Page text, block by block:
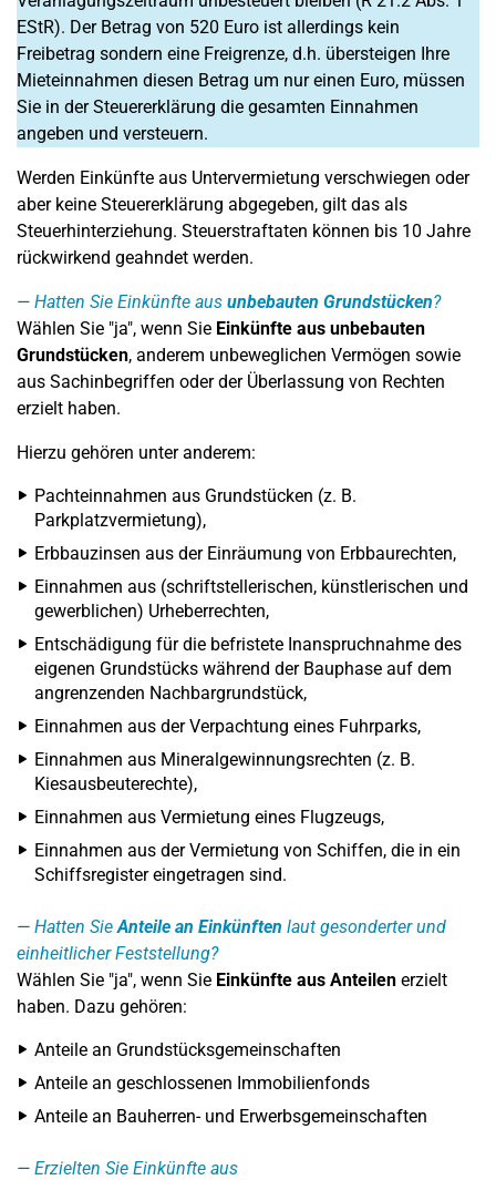
EStR). Der Betrag von 520 Euro ist allerdings kein
Freibetrag sondern eine Freigrenze, d.h. übersteigen Ihre
Mieteinnahmen diesen Betrag um nur einen Euro, müssen
Sie in der Steuererklärung die gesamten Einnahmen
angeben und versteuern.
Werden Einkünfte aus Untervermietung verschwiegen oder
aber keine Steuererklärung abgegeben, gilt das als
Steuerhinterziehung. Steuerstraftaten können bis 10 Jahre
rückwirkend geahndet werden.
Hatten Sie Einkünfte aus unbebauten Grundstücken?
Wählen Sie "ja", wenn Sie Einkünfte aus unbebauten
Grundstücken, anderem unbeweglichen Vermögen sowie
aus Sachinbegriffen oder der Überlassung von Rechten
erzielt haben.
Hierzu gehören unter anderem:
Pachteinnahmen aus Grundstücken (z. B.
Parkplatzvermietung),
Erbbauzinsen aus der Einräumung von Erbbaurechten,
Einnahmen aus (schriftstellerischen, künstlerischen und
gewerblichen) Urheberrechten,
Entschädigung für die befristete Inanspruchnahme des
eigenen Grundstücks während der Bauphase auf dem
angrenzenden Nachbargrundstück,
Einnahmen aus der Verpachtung eines Fuhrparks,
Einnahmen aus Mineralgewinnungsrechten (z. B.
Kiesausbeuterechte),
Einnahmen aus Vermietung eines Flugzeugs,
Einnahmen aus der Vermietung von Schiffen, die in ein
Schiffsregister eingetragen sind.
Hatten SieAnteile an Einkünften laut gesonderter und
einheitlicher Feststellung?
Wählen Sie "ja", wenn Sie Einkünfte aus Anteilen erzielt
haben. Dazu gehören:
Anteile an Grundstücksgemeinschaften
Anteile an geschlossenen Immobilienfonds
Anteile an Bauherren- und Erwerbsgemeinschaften
Erzielten Sie Einkünfte aus